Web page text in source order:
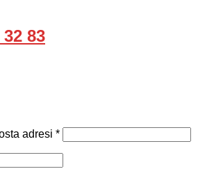
32 83
adresi *Gerekli